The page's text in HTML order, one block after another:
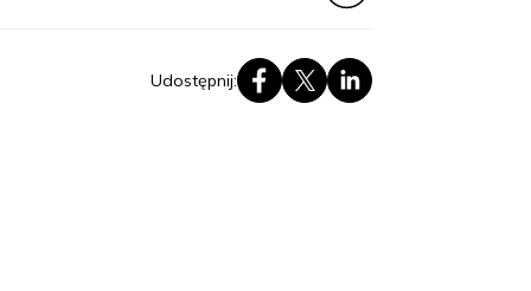
Udostępnij: